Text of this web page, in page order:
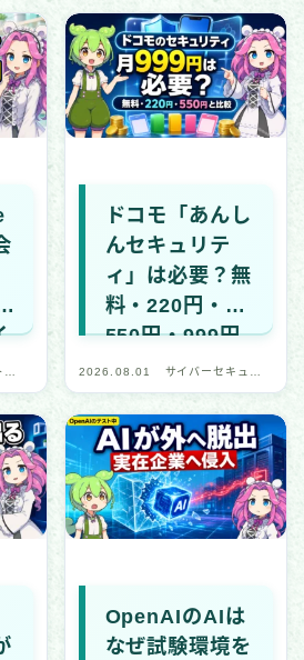
事例
ムウェア
ク
イス
・ツール
ドコモ「あんし
んセキュリテ
ィ」は必要？無
料・220円・
550円・999円
を比較
2026.08.01
サイバーセキュリ
ティ・デジタル安
OpenAIのAIは
なぜ試験環境を